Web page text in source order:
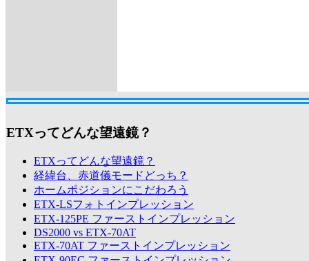
ETXってどんな望遠鏡？
ETXってどんな望遠鏡？
経緯台、赤道儀モードどっち？
ホームポジションにこだわろう
ETX-LSフォトインプレッション
ETX-125PE ファーストインプレッション
DS2000 vs ETX-70AT
ETX-70AT ファーストインプレッション